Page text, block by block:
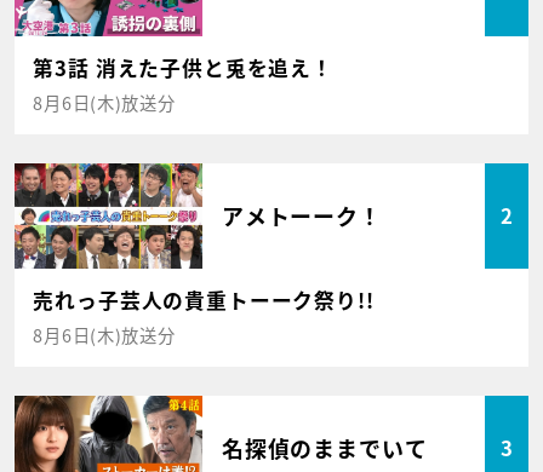
第3話 消えた子供と兎を追え！
8月6日(木)放送分
アメトーーク！ 2
売れっ子芸人の貴重トーーク祭り!!
8月6日(木)放送分
名探偵のままでいて 3